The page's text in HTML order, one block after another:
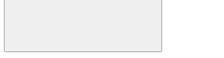
Suchen